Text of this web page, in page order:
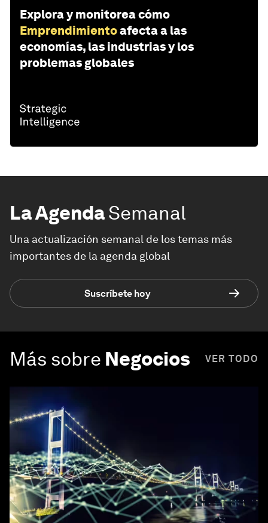
Explora y monitorea cómo
Emprendimientoafecta a las
economías, las industrias y los
problemas globales
La AgendaSemanal
Una actualización semanal de los temas más
importantes de la agenda global
Suscríbete hoy
Más sobre Negocios VER TODO